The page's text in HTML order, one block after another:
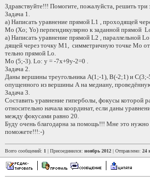
Здравствуйте!!! Помогите, пожалуйста, решить три
Задача 1.
а) Написать уравнение прямой L1 , проходящей
Mо (Xo; Yo) перпендикулярно к заданной прямой
а) Написать уравнение прямой L2 , параллельной
дящей через точку M1, симметричную точке Mо
тельно прямой Lo.
Mo (5;-3). Lo: y = -7х+9y-2=0 .
Задача 2.
Даны вершины треугольника А(1;-1), В(-2;1) и С(3;-
опущенного из вершины А на медиану,
Задача 3.
Составить уравнение гиперболы, фокусы которой
относительно начала координат, если даны
между фокусами равно 20.
Буду очень благодарна за помощь!!! Мне это
поможете!!!:-)
Всего сообщений: 1 | Присоединился: ноябрь 2012 | Отправлено: 24